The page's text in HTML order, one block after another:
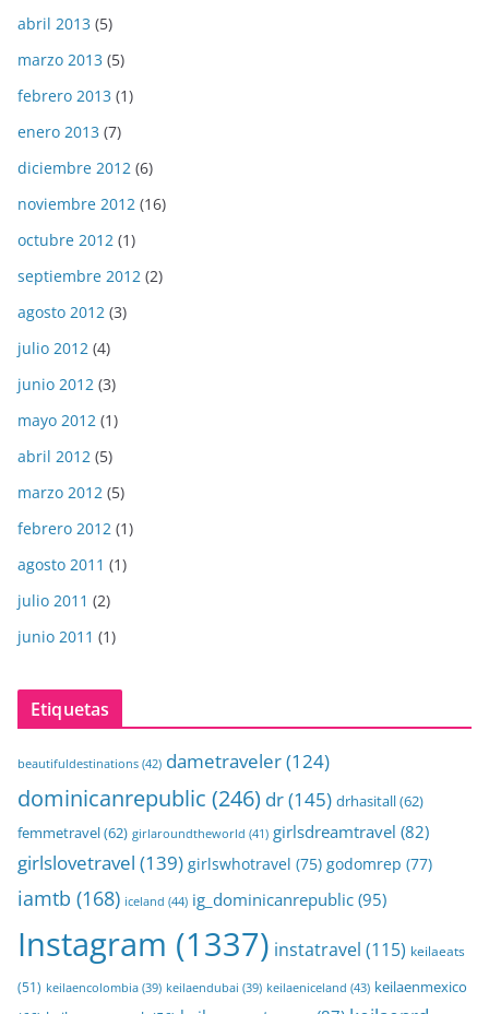
abril 2013 (5)
marzo 2013 (5)
febrero 2013 (1)
enero 2013 (7)
diciembre 2012 (6)
noviembre 2012 (16)
octubre 2012 (1)
septiembre 2012 (2)
agosto 2012 (3)
julio 2012 (4)
junio 2012 (3)
mayo 2012 (1)
abril 2012 (5)
marzo 2012 (5)
febrero 2012 (1)
agosto 2011 (1)
julio 2011 (2)
junio 2011 (1)
Etiquetas
beautifuldestinations (42) dametraveler(124)
dominicanrepublic (246) dr(145) drhasitall(62)
femmetravel(62) girlaroundtheworld (41) girlsdreamtravel (82)
girlslovetravel (139) girlswhotravel (75) godomrep (77)
iamtb (168) iceland (44) ig_dominicanrepublic (95)
Instagram (1337) instatravel (115) keilaeats
(51) keilaencolombia (39) keilaendubai (39) keilaeniceland (43) keilaenmexico